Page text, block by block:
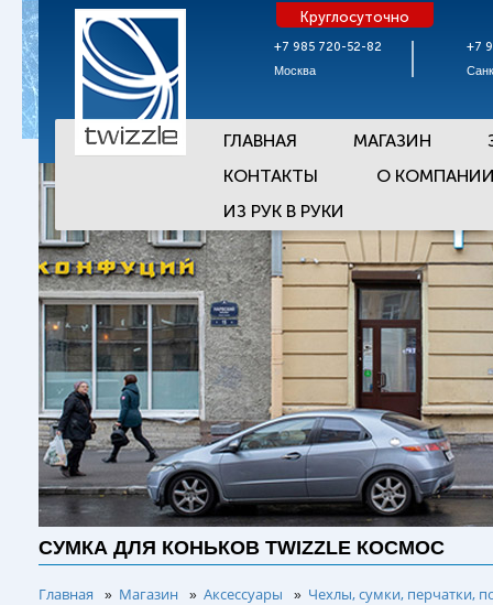
+7 985 720-52-82
Москва
Круглосуточно
+7
ГЛАВНАЯ МАГАЗИН
КОНТАКТЫ
О
ИЗ РУК В РУКИ
СУМКА ДЛЯ КОНЬКОВ TWIZZLE КОСМОС
Главная » Магазин » Аксессуары » Чехлы, сумки, перчатки,